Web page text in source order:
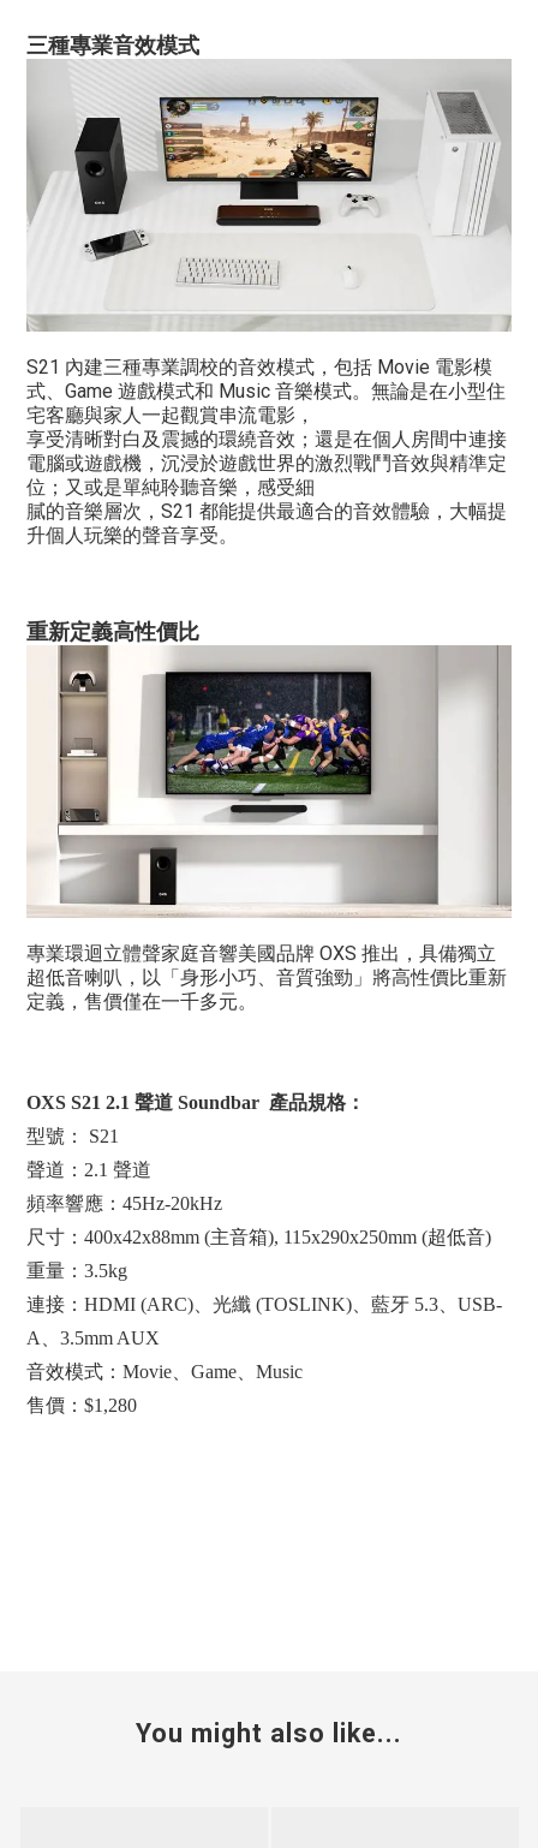
三種專業音效模式
S21 內建三種專業調校的音效模式，包括 Movie 電影模
式、Game 遊戲模式和 Music 音樂模式。無論是在小型住
宅客廳與家人一起觀賞串流電影，
享受清晰對白及震撼的環繞音效；還是在個人房間中連接
電腦或遊戲機，沉浸於遊戲世界的激烈戰鬥音效與精準定
位；又或是單純聆聽音樂，感受細
膩的音樂層次，S21 都能提供最適合的音效體驗，大幅提
升個人玩樂的聲音享受。
重新定義高性價比
專業環迴立體聲家庭音響美國品牌 OXS 推出，具備獨立
超低音喇叭，以「身形小巧、音質強勁」將高性價比重新
定義，售價僅在一千多元。
OXS S21 2.1 聲道 Soundbar  產品規格：
型號： S21
聲道：2.1 聲道
頻率響應：45Hz-20kHz
尺寸：400x42x88mm (主音箱), 115x290x250mm (超低音)
重量：3.5kg
連接：HDMI (ARC)、光纖 (TOSLINK)、藍牙 5.3、USB-
A、3.5mm AUX
音效模式：Movie、Game、Music
售價：$1,280
You might also like...